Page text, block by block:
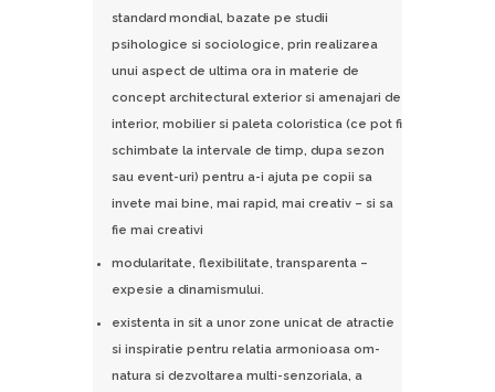
standard mondial, bazate pe studii
psihologice si sociologice, prin realizarea
unui aspect de ultima ora in materie de
concept architectural exterior si amenajari de
interior, mobilier si paleta coloristica (ce pot fi
schimbate la intervale de timp, dupa sezon
sau event-uri) pentru a-i ajuta pe copii sa
invete mai bine, mai rapid, mai creativ – si sa
fie mai creativi
modularitate, flexibilitate, transparenta –
expesie a dinamismului.
existenta in sit a unor zone unicat de atractie
si inspiratie pentru relatia armonioasa om-
natura si dezvoltarea multi-senzoriala, a